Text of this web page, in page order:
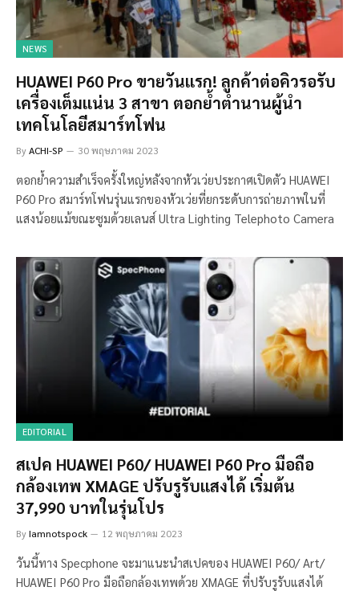
NEWS
HUAWEI P60 Pro ขายวันแรก! ลูกค้าต่อคิวรอรับ
เครื่องเต็มแน่น 3 สาขา ตอกย้ำตำนานผู้นำ
เทคโนโลยีสมาร์ทโฟน
ByACHI-SP 30 พฤษภาคม 2023
ตอกย้ำความสำเร็จครั้งใหญ่หลังจากหัวเว่ยประกาศเปิดตัว HUAWEI
P60 Pro สมาร์ทโฟนรุ่นแรกของหัวเว่ยที่ยกระดับการถ่ายภาพในที่
แสงน้อยแม้ขณะซูมด้วยเลนส์ Ultra Lighting Telephoto Camera
EDITORIAL
สเปค HUAWEI P60/ HUAWEI P60 Pro มือถือ
กล้องเทพ XMAGE ปรับรูรับแสงได้ เริ่มต้น
37,990 บาทในรุ่นโปร
ByIamnotspock 12 พฤษภาคม 2023
วันนี้ทาง Specphone จะมาแนะนำสเปคของ HUAWEI P60/ Art/
HUAWEI P60 Pro มือถือกล้องเทพด้วย XMAGE ที่ปรับรูรับแสงได้